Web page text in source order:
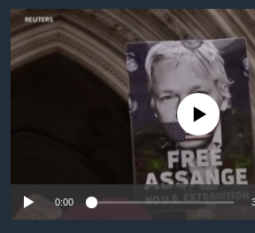
НАУКА
УМЕТНОСТ И ЗАБАВА
НАКУСО...
No media source
0:00